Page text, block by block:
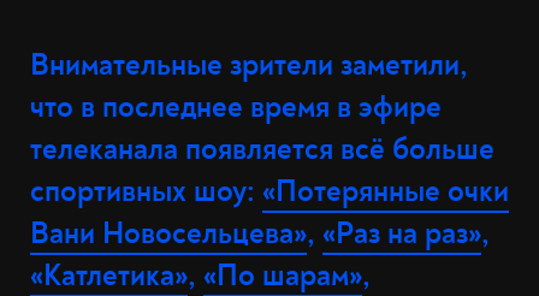
Внимательные зрители заметили,
что в последнее время в эфире
телеканала появляется всё больше
спортивных шоу: «Потерянные очки
Вани Новосельцева», «Раз на раз»,
«Катлетика», «По шарам»,